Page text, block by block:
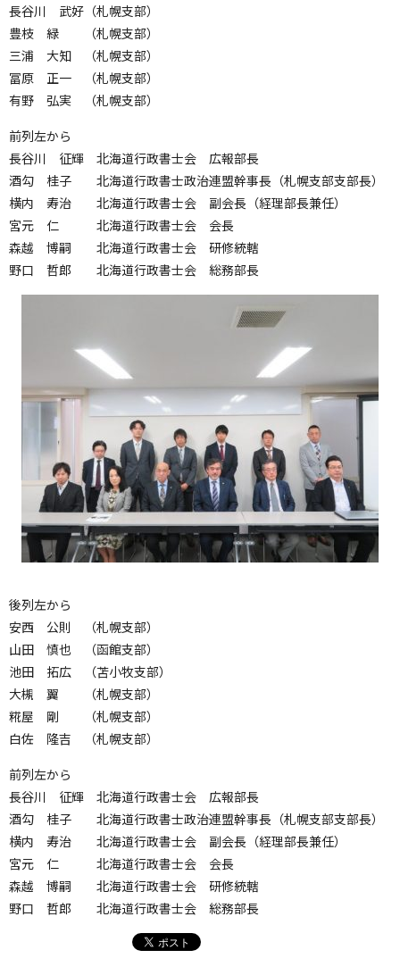
長谷川 武好（札幌支部）
豊枝 緑 （札幌支部）
三浦 大知 （札幌支部）
冨原 正一 （札幌支部）
有野 弘実 （札幌支部）
前列左から
長谷川 征輝 北海道行政書士会 広報部長
酒勾 桂子 北海道行政書士政治連盟幹事長（札幌支部支部長）
横内 寿治 北海道行政書士会 副会長（経理部長兼任）
宮元 仁 北海道行政書士会 会長
森越 博嗣 北海道行政書士会 研修統轄
野口 哲郎 北海道行政書士会 総務部長
後列左から
安西 公則 （札幌支部）
山田 慎也 （函館支部）
池田 拓広 （苫小牧支部）
大槻 翼 （札幌支部）
糀屋 剛 （札幌支部）
白佐 隆吉 （札幌支部）
前列左から
長谷川 征輝 北海道行政書士会 広報部長
酒勾 桂子 北海道行政書士政治連盟幹事長（札幌支部支部長）
横内 寿治 北海道行政書士会 副会長（経理部長兼任）
宮元 仁 北海道行政書士会 会長
森越 博嗣 北海道行政書士会 研修統轄
野口 哲郎 北海道行政書士会 総務部長